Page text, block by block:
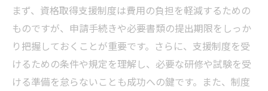
まず、資格取得支援制度は費用の負担を軽減するための
ものですが、申請手続きや必要書類の提出期限をしっか
り把握しておくことが重要です。さらに、支援制度を受
けるための条件や規定を理解し、必要な研修や試験を受
ける準備を怠らないことも成功への鍵です。また、制度